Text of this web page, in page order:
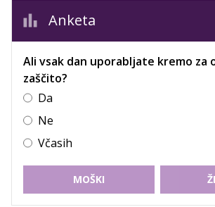
Anketa
Ali vsak dan uporabljate kremo za
zaščito?
Da
Ne
Včasih
MOŠKI